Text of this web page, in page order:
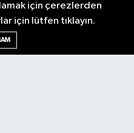
için çerezlerden
için lütfen tıklayın.